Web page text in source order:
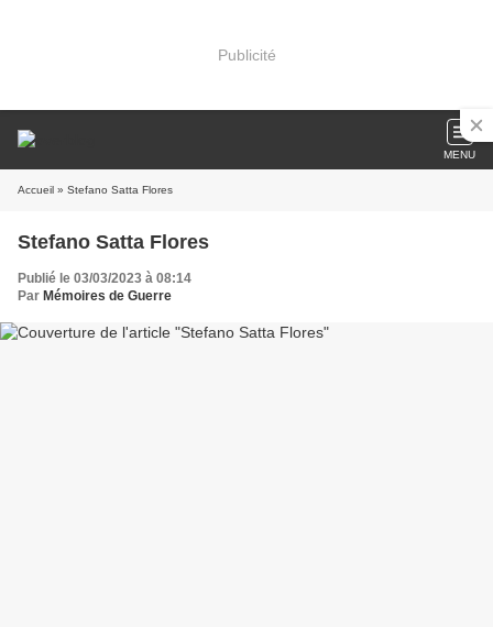
Publicité
MENU
Accueil » Stefano Satta Flores
Stefano Satta Flores
Publié le 03/03/2023 à 08:14
Par Mémoires de Guerre